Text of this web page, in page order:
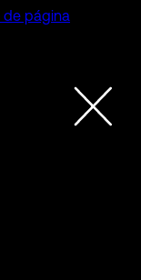
de página